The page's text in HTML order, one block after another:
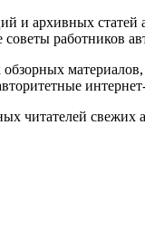
и архивных
советы работников
читателей